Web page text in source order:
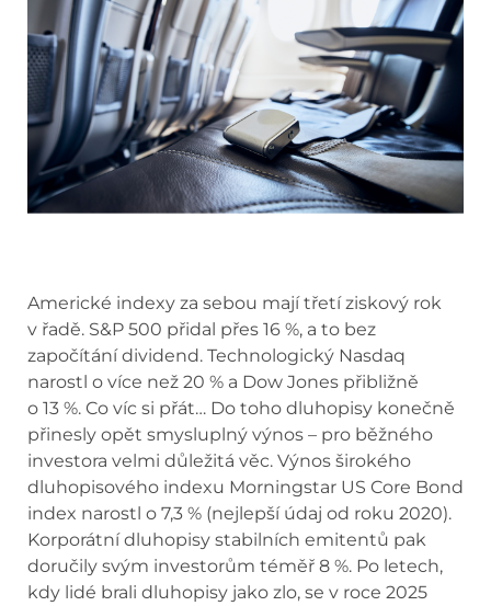
Americké indexy za sebou mají třetí ziskový rok
v řadě. S&P 500 přidal přes 16 %, a to bez
započítání dividend. Technologický Nasdaq
narostl o více než 20 % a Dow Jones přibližně
o 13 %. Co víc si přát… Do toho dluhopisy konečně
přinesly opět smysluplný výnos – pro běžného
investora velmi důležitá věc. Výnos širokého
dluhopisového indexu Morningstar US Core Bond
index narostl o 7,3 % (nejlepší údaj od roku 2020).
Korporátní dluhopisy stabilních emitentů pak
doručily svým investorům téměř 8 %. Po letech,
kdy lidé brali dluhopisy jako zlo, se v roce 2025